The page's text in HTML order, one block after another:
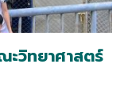
ะวิทยาศาสตร์